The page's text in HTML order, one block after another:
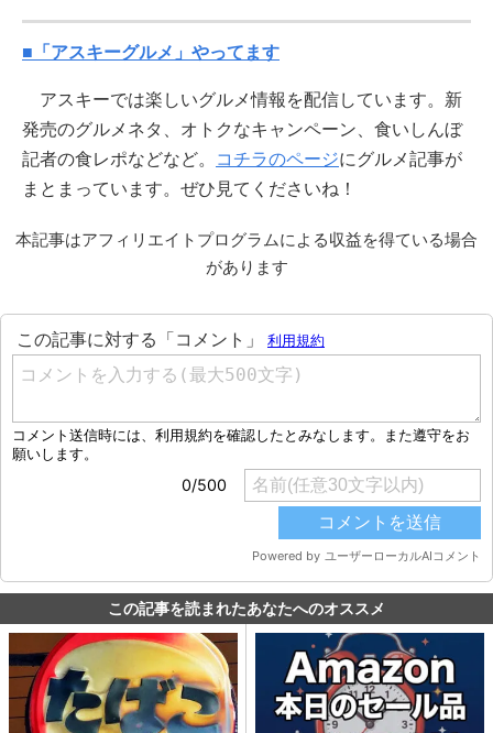
■「アスキーグルメ」やってます
アスキーでは楽しいグルメ情報を配信しています。新
発売のグルメネタ、オトクなキャンペーン、食いしんぼ
記者の食レポなどなど。
コチラのページにグルメ記事が
まとまっています。ぜひ見てくださいね！
本記事はアフィリエイトプログラムによる収益を得ている場合
があります
この記事を読まれたあなたへのオススメ